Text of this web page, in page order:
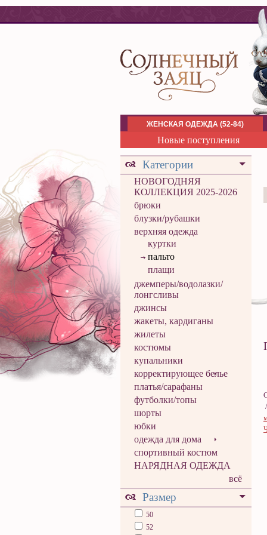
ЖЕНСКАЯ ОДЕЖДА (52-84)
Новые поступления
Категории
НОВОГОДНЯЯ
КОЛЛЕКЦИЯ 2025-2026
брюки
блузки/рубашки
верхняя одежда
куртки
пальто
плащи
джемперы/водолазки/
лонгсливы
джинсы
жакеты, кардиганы
жилеты
костюмы
купальники
корректирующее белье
платья/сарафаны
футболки/топы
шорты
юбки
одежда для дома
спортивный костюм
НАРЯДНАЯ ОДЕЖДА
всё
Размер
50
52
/